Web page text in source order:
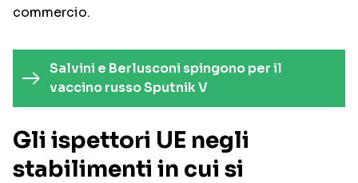
commercio.
Salvini e Berlusconi spingono per il
vaccino russo Sputnik V
Gli ispettori UE negli
stabilimenti in cui si